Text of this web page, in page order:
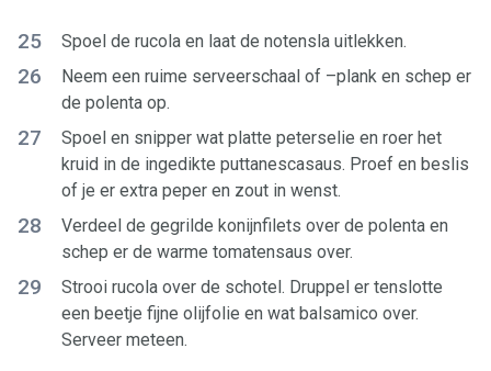
25 Spoel de rucola en laat de notensla uitlekken.
26
Neem een ruime serveerschaal of –plank en schep er
de polenta op.
27
Spoel en snipper wat platte peterselie en roer het
kruid in de ingedikte puttanescasaus. Proef en beslis
of je er extra peper en zout in wenst.
28
Verdeel de gegrilde konijnfilets over de polenta en
schep er de warme tomatensaus over.
29
Strooi rucola over de schotel. Druppel er tenslotte
een beetje fijne olijfolie en wat balsamico over.
Serveer meteen.